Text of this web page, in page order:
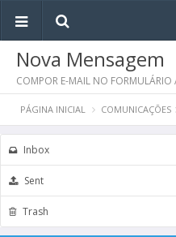
Nova Mensagem
COMPOR E-MAIL NO FORMULÁRIO
PÁGINA INICIAL COMUNICAÇÕES
Inbox
Sent
Trash